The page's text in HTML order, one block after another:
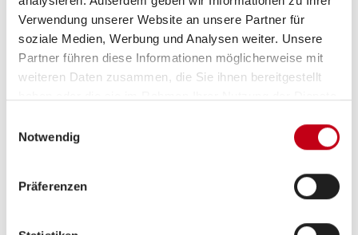
Verwendung unserer Website an unsere Partner für
soziale Medien, Werbung und Analysen weiter. Unsere
Partner führen diese Informationen möglicherweise mit
weiteren Daten zusammen, die Sie ihnen bereitgestellt
Notwendig
Präferenzen
Sanitär
Cassetten-Toilette
Warmwasser